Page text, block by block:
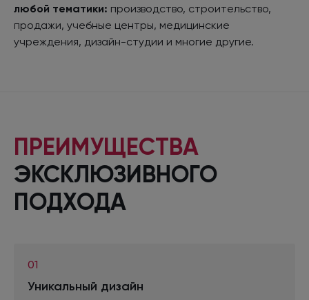
любой тематики: производство, строительство,
продажи, учебные центры, медицинские
учреждения, дизайн-студии и многие другие.
ПРЕИМУЩЕСТВА
ЭКСКЛЮЗИВНОГО
ПОДХОДА
01
Уникальный дизайн